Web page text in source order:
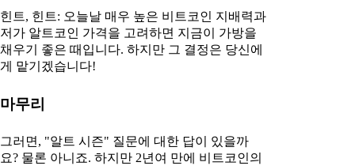
힌트, 힌트: 오늘날 매우 높은 비트코인 지배력과
저가 알트코인 가격을 고려하면 지금이 가방을
채우기 좋은 때입니다. 하지만 그 결정은 당신에
게 맡기겠습니다!
마무리
그러면, "알트 시즌" 질문에 대한 답이 있을까
요? 물론 아니죠. 하지만 2년여 만에 비트코인의